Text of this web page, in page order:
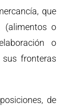
que
(alimentos o
o
fronteras
de